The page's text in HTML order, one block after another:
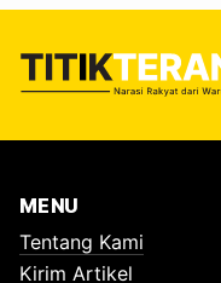
MENU
Tentang Kami
Kirim Artikel